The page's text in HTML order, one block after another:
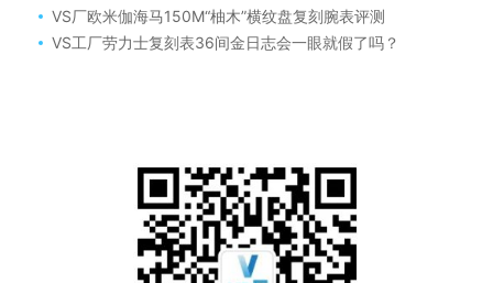
VS厂欧米伽海马150M“柚木”横纹盘复刻腕表评测
VS工厂劳力士复刻表36间金日志会一眼就假了吗？